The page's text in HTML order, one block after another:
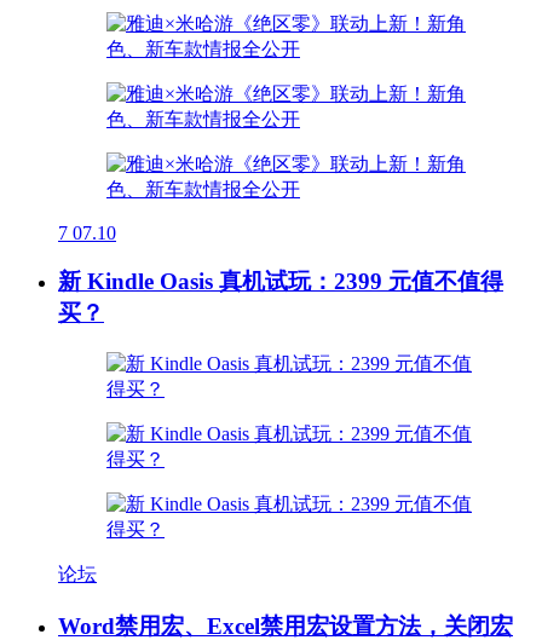
7 07.10
新 Kindle Oasis 真机试玩：2399 元值不值得
买？
论坛
Word禁用宏、Excel禁用宏设置方法，关闭宏